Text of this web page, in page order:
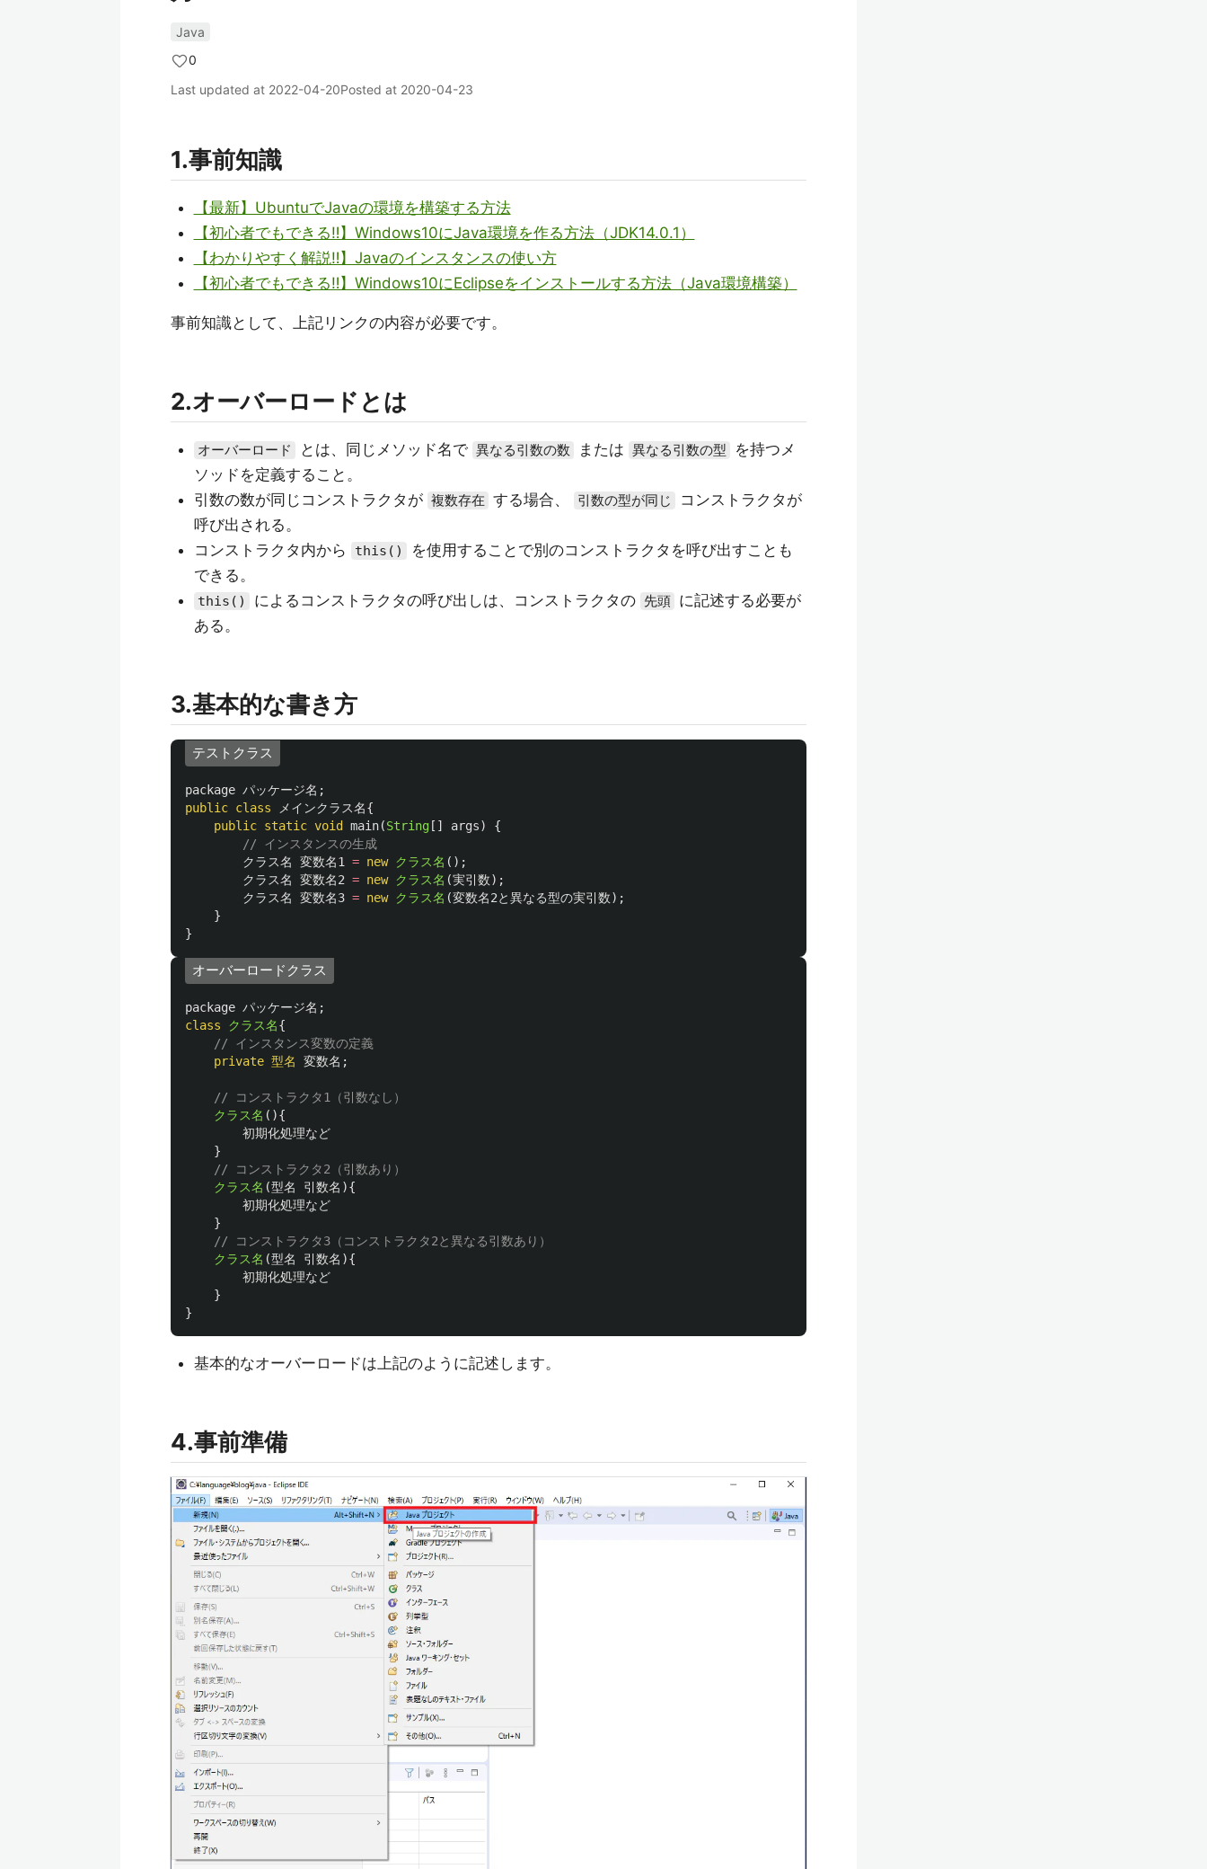
Java
0
Last updated at 2022-04-20Posted at 2020-04-23
1.事前知識
【最新】UbuntuでJavaの環境を構築する方法
【初心者でもできる‼】Windows10にJava環境を作る方法（JDK14.0.1）
【わかりやすく解説‼】Javaのインスタンスの使い方
【初心者でもできる‼】Windows10にEclipseをインストールする方法（Java環境構築）
事前知識として、上記リンクの内容が必要です。
2.オーバーロードとは
オーバーロード とは、同じメソッド名で 異なる引数の数 または 異なる引数の型
を持つメ
ソッドを定義すること。
引数の数が同じコンストラクタが 複数存在 する場合、 引数の型が同じ
コンストラクタが
呼び出される。
コンストラクタ内から
this()
を使用することで別のコンストラクタを呼び出すことも
できる。
this() によるコンストラクタの呼び出しは、コンストラクタの 先頭 に記述する必要が
ある。
3.基本的な書き方
テストクラス
package パッケージ名 ;
public class メインクラス名{
public static void main(String [] args)
{
// インスタンスの生成
クラス名
変数名1 = new クラス名 ();
クラス名
変数名2 = new クラス名 (実引数);
クラス名
変数名3 = new クラス名 (変数名2と異なる型の実引数);
}
}
オーバーロードクラス
package パッケージ名 ;
class
クラス名{
// インスタンス変数の定義
private 型名 変数名 ;
// コンストラクタ1（引数なし）
クラス名 (){
初期化処理など
}
// コンストラクタ2（引数あり）
クラス名 (型名 引数名 ){
初期化処理など
}
// コンストラクタ3（コンストラクタ2と異なる引数あり）
クラス名 (型名 引数名 ){
初期化処理など
}
}
基本的なオーバーロードは上記のように記述します。
4.事前準備